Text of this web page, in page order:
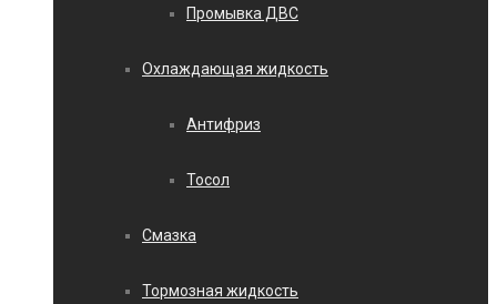
Промывка ДВС
Охлаждающая жидкость
Антифриз
Тосол
Смазка
Тормозная жидкость